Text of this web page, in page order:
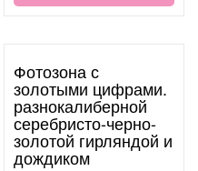
Фотозона с
золотыми цифрами.
разнокалиберной
серебристо-черно-
золотой гирляндой и
дождиком